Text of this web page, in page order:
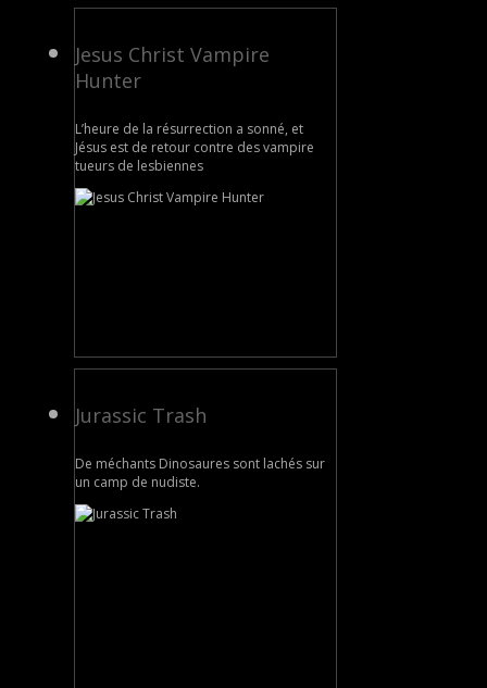
Jesus Christ Vampire
Hunter
L’heure de la résurrection a sonné, et
Jésus est de retour contre des vampire
tueurs de lesbiennes
Jurassic Trash
De méchants Dinosaures sont lachés sur
un camp de nudiste.